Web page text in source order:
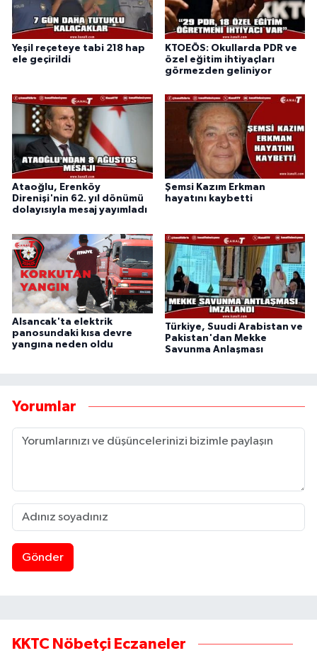
Yeşil reçeteye tabi 218 hap
ele geçirildi
KTOEÖS: Okullarda PDR ve
özel eğitim ihtiyaçları
görmezden geliniyor
Ataoğlu, Erenköy
Direnişi'nin 62. yıl dönümü
dolayısıyla mesaj yayımladı
Şemsi Kazım Erkman
hayatını kaybetti
Alsancak'ta elektrik
panosundaki kısa devre
yangına neden oldu
Türkiye, Suudi Arabistan ve
Pakistan'dan Mekke
Savunma Anlaşması
Yorumlar
Gönder
KKTC Nöbetçi Eczaneler